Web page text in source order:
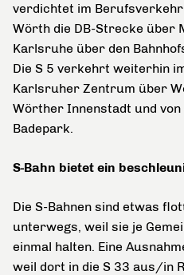
verdichtet im Berufsverkehr
Wörth die DB-Strecke über
Karlsruhe über den
Die S 5 verkehrt weiterhin
Karlsruher Zentrum über
Wörther Innenstadt und
Badepark.
S-Bahn bietet ein
Die S-Bahnen sind etwas
unterwegs, weil sie je
einmal halten. Eine
weil dort in die S 33 aus/in